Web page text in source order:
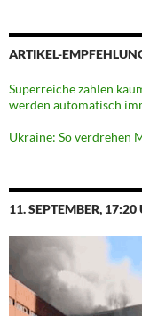
ARTIKEL-
Superreiche zahlen
werden automatisch
Ukraine: So verdrehen
11. SEPTEMBER, 17:20